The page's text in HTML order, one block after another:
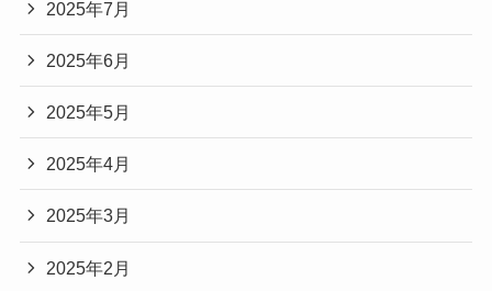
2025年7月
2025年6月
2025年5月
2025年4月
2025年3月
2025年2月